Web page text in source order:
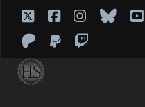
twitterfacebook
instagram
patreon
paypal